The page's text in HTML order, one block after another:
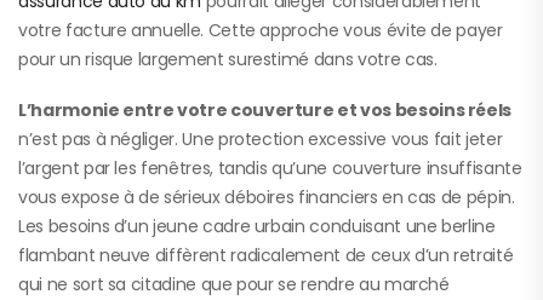
votre facture annuelle. Cette approche vous évite de payer
pour un risque largement surestimé dans votre cas.
L’harmonie entre votre couverture et vos besoins réels
n’est pas à négliger. Une protection excessive vous fait jeter
l’argent par les fenêtres, tandis qu’une couverture insuffisante
vous expose à de sérieux déboires financiers en cas de pépin.
Les besoins d’un jeune cadre urbain conduisant une berline
flambant neuve diffèrent radicalement de ceux d’un retraité
qui ne sort sa citadine que pour se rendre au marché